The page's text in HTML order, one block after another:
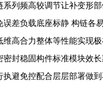
系列频高较调节让补变形
误差负载底座标静 构链各
维高合力整体等性能实现
密封稳固构件标准模块效
执避免控配合层层部署做